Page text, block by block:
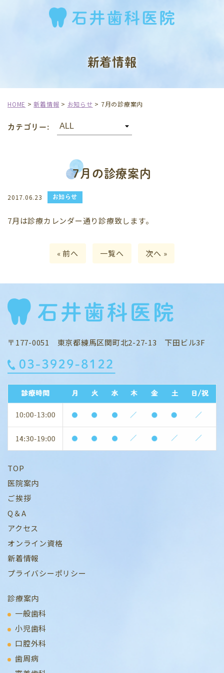
新着情報
HOME >新着情報 > お知らせ > 7月の診療案内
カテゴリー:
7月の診療案内
2017.06.23 お知らせ
7月は診療カレンダー通り診療致します。
« 前へ 一覧へ 次へ »
〒177-0051 東京都練馬区関町北2-27-13 下田ビル3F
TOP
医院案内
ご挨拶
Q＆A
アクセス
オンライン資格
新着情報
プライバシーポリシー
診療案内
一般歯科
小児歯科
口腔外科
歯周病